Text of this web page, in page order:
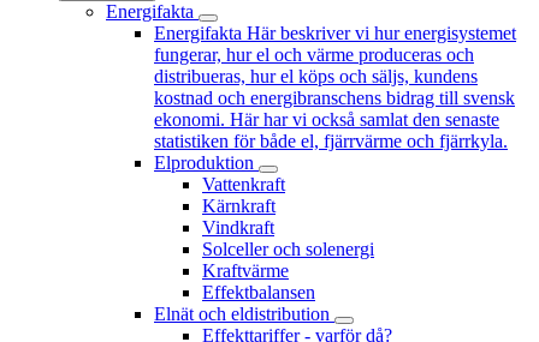
Energifakta
Energifakta Här beskriver vi hur energisystemet
fungerar, hur el och värme produceras och
distribueras, hur el köps och säljs, kundens
kostnad och energibranschens bidrag till svensk
ekonomi. Här har vi också samlat den senaste
statistiken för både el, fjärrvärme och fjärrkyla.
Elproduktion
Vattenkraft
Kärnkraft
Vindkraft
Solceller och solenergi
Kraftvärme
Effektbalansen
Elnät och eldistribution
Effekttariffer - varför då?